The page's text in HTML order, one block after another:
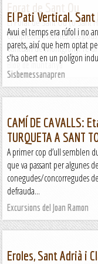
El Forat de Sant Ou (o Sant
complexitat, només dos
Santuari de Montgrony. Té
Blog de muntanya
El Pati Vertical.
Avui el temps era rúfol i no
parets, així que hem optat
s'ha obert en un polígon
Sisbemessanapren
CAMÍ DE CAVALLS:
TURQUETA A SANT
A primer cop d’ull semblen
que va passant per algunes
conegudes/concorregudes
defrauda...
Excursions del Joan Ramon
Eroles, Sant Adrià i